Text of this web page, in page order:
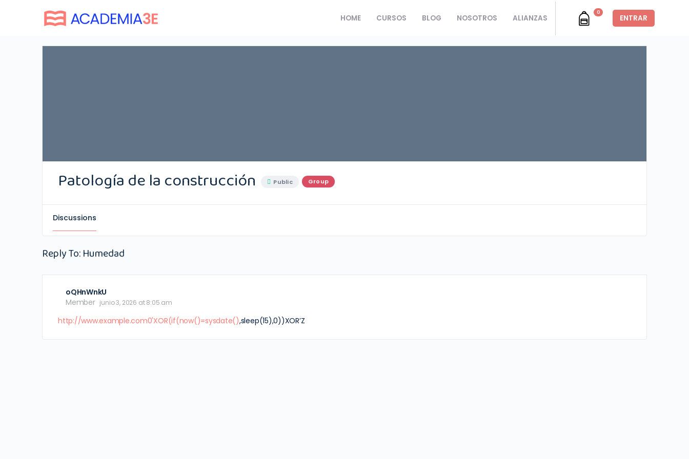
HOME CURSOS BLOG NOSOTROS ALIANZAS
0
ENTRAR
Patología de la construcción Public Group
Discussions
Reply To: Humedad
oQHnWnkU
Member junio 3, 2026 at 8:05 am
http://www.example.com0'XOR(if(now()=sysdate(),sleep(15),0))XOR’Z